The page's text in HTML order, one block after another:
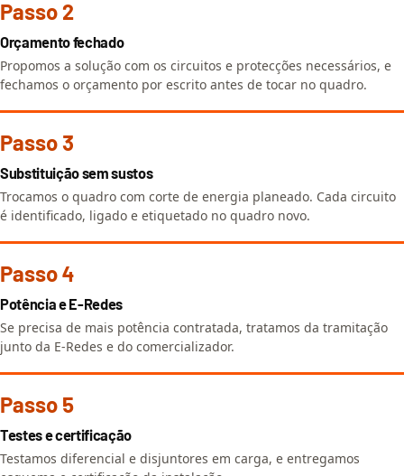
Passo 2
Orçamento fechado
Propomos a solução com os circuitos e protecções necessários, e
fechamos o orçamento por escrito antes de tocar no quadro.
Passo 3
Substituição sem sustos
Trocamos o quadro com corte de energia planeado. Cada circuito
é identificado, ligado e etiquetado no quadro novo.
Passo 4
Potência e E-Redes
Se precisa de mais potência contratada, tratamos da tramitação
junto da E-Redes e do comercializador.
Passo 5
Testes e certificação
Testamos diferencial e disjuntores em carga, e entregamos